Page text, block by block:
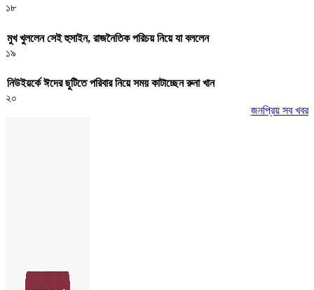
১৮
মুখ খুললেন সেই হুসাইন, রাজনৈতিক পরিচয় নিয়ে যা বললেন
১৯
নিউইয়র্কে ঈদের ছুটিতে পরিবার নিয়ে সময় কাটাচ্ছেন রুনা খান
২০
জনপ্রিয় সব খবর